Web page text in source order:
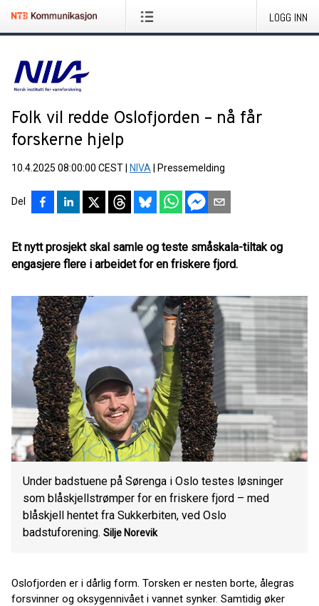
LOGG INN
Folk vil redde Oslofjorden – nå får
forskerne hjelp
10.4.2025 08:00:00 CEST NIVA Pressemelding
Del
Et nytt prosjekt skal samle og teste småskala-tiltak og
engasjere flere i arbeidet for en friskere fjord.
Under badstuene på Sørenga i Oslo testes løsninger
som blåskjellstrømper for en friskere fjord – med
blåskjell hentet fra Sukkerbiten, ved Oslo
badstuforening. Silje Norevik
Oslofjorden er i dårlig form. Torsken er nesten borte, ålegras
forsvinner og oksygennivået i vannet synker. Samtidig øker